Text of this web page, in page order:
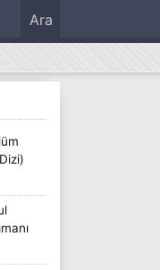
Ara